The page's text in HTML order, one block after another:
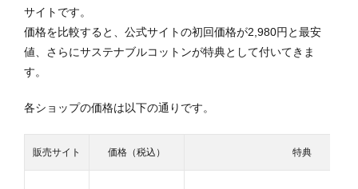
サイトです。
価格を比較すると、公式サイトの初回価格が2,980円と最安
値、さらにサステナブルコットンが特典として付いてきま
す。
各ショップの価格は以下の通りです。
販売サイト 価格（税込） 特典